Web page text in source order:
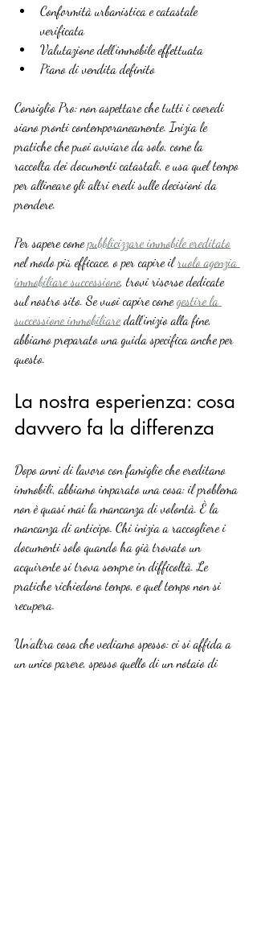
Conformità urbanistica e catastale
verificata
Valutazione dell’immobile effettuata
Piano di vendita definito
Consiglio Pro: non aspettare che tutti i coeredi
siano pronti contemporaneamente. Inizia le
pratiche che puoi avviare da solo, come la
raccolta dei documenti catastali, e usa quel tempo
per allineare gli altri eredi sulle decisioni da
prendere.
Per sapere come pubblicizzare immobile ereditato
nel modo più efficace, o per capire il ruolo agenzia
immobiliare successione, trovi risorse dedicate
sul nostro sito. Se vuoi capire come gestire la
successione immobiliare dall’inizio alla fine,
abbiamo preparato una guida specifica anche per
questo.
La nostra esperienza: cosa
davvero fa la differenza
Dopo anni di lavoro con famiglie che ereditano
immobili, abbiamo imparato una cosa: il problema
non è quasi mai la mancanza di volontà. È la
mancanza di anticipo. Chi inizia a raccogliere i
documenti solo quando ha già trovato un
acquirente si trova sempre in difficoltà. Le
pratiche richiedono tempo, e quel tempo non si
recupera.
Un’altra cosa che vediamo spesso: ci si affida a
un unico parere, spesso quello di un notaio di